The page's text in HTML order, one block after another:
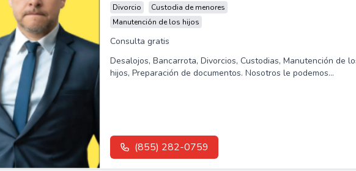
Divorcio
Custodia de menores
Manutención de los hijos
Consulta gratis
Desalojos, Bancarrota, Divorcios, Custodias, Manutención de
hijos, Preparación de documentos. Nosotros le podemos
(855) 282-0759